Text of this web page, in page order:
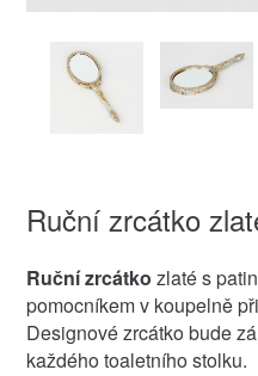
Ruční zrcátko
Ruční zrcátko zlaté s
pomocníkem v koupelně
Designové zrcátko bude
každého toaletního stolku.